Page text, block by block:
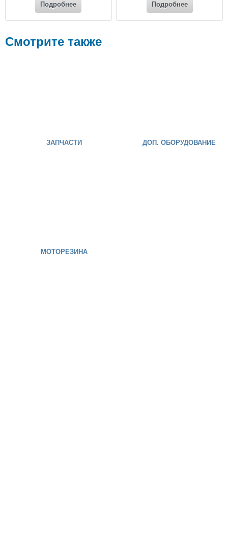
Подробнее Подробнее
Смотрите также
ЗАПЧАСТИ ДОП. ОБОРУДОВАНИЕ
МОТОРЕЗИНА